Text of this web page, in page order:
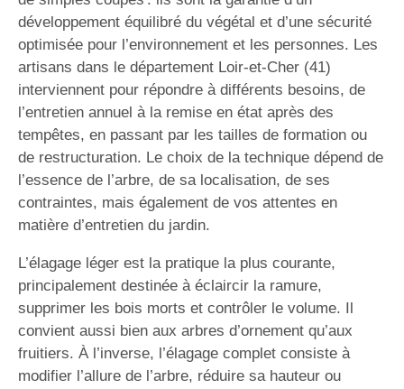
développement équilibré du végétal et d’une sécurité
optimisée pour l’environnement et les personnes. Les
artisans dans le département Loir-et-Cher (41)
interviennent pour répondre à différents besoins, de
l’entretien annuel à la remise en état après des
tempêtes, en passant par les tailles de formation ou
de restructuration. Le choix de la technique dépend de
l’essence de l’arbre, de sa localisation, de ses
contraintes, mais également de vos attentes en
matière d’entretien du jardin.
L’élagage léger est la pratique la plus courante,
principalement destinée à éclaircir la ramure,
supprimer les bois morts et contrôler le volume. Il
convient aussi bien aux arbres d’ornement qu’aux
fruitiers. À l’inverse, l’élagage complet consiste à
modifier l’allure de l’arbre, réduire sa hauteur ou